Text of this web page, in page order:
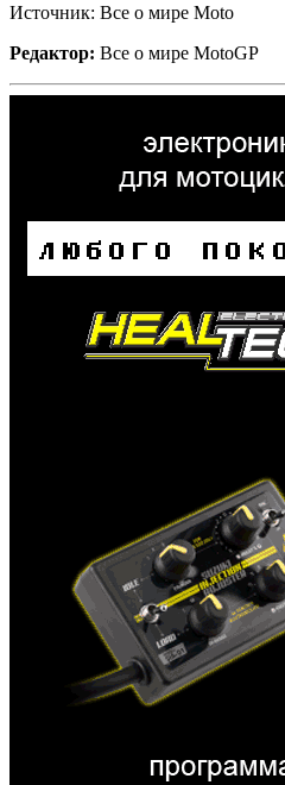
Источник: Все о мире Moto
Редактор: Все о мире MotoGP